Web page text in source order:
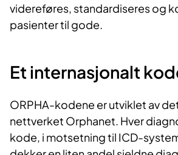
videreføres, standardiseres og
pasienter til gode.
Et internasjonalt
ORPHA-kodene er utviklet av
nettverket Orphanet. Hver
kode, i motsetning til ICD-